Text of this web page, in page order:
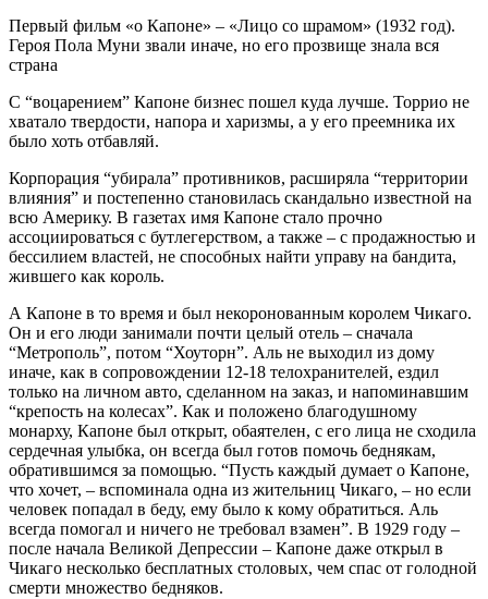
Первый фильм «о Капоне» – «Лицо со шрамом» (1932 год).
Героя Пола Муни звали иначе, но его прозвище знала вся
страна
С “воцарением” Капоне бизнес пошел куда лучше. Торрио не
хватало твердости, напора и харизмы, а у его преемника их
было хоть отбавляй.
Корпорация “убирала” противников, расширяла “территории
влияния” и постепенно становилась скандально известной на
всю Америку. В газетах имя Капоне стало прочно
ассоциироваться с бутлегерством, а также – с продажностью и
бессилием властей, не способных найти управу на бандита,
жившего как король.
А Капоне в то время и был некоронованным королем Чикаго.
Он и его люди занимали почти целый отель – сначала
“Метрополь”, потом “Хоуторн”. Аль не выходил из дому
иначе, как в сопровождении 12-18 телохранителей, ездил
только на личном авто, сделанном на заказ, и напоминавшим
“крепость на колесах”. Как и положено благодушному
монарху, Капоне был открыт, обаятелен, с его лица не сходила
сердечная улыбка, он всегда был готов помочь беднякам,
обратившимся за помощью. “Пусть каждый думает о Капоне,
что хочет, – вспоминала одна из жительниц Чикаго, – но если
человек попадал в беду, ему было к кому обратиться. Аль
всегда помогал и ничего не требовал взамен”. В 1929 году –
после начала Великой Депрессии – Капоне даже открыл в
Чикаго несколько бесплатных столовых, чем спас от голодной
смерти множество бедняков.